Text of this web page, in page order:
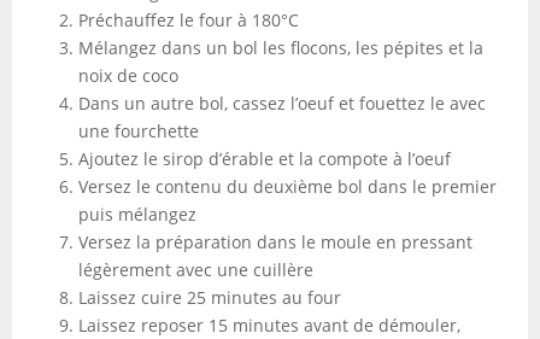
Préchauffez le four à 180°C
Mélangez dans un bol les flocons, les pépites et la
noix de coco
Dans un autre bol, cassez l’oeuf et fouettez le avec
une fourchette
Ajoutez le sirop d’érable et la compote à l’oeuf
Versez le contenu du deuxième bol dans le premier
puis mélangez
Versez la préparation dans le moule en pressant
légèrement avec une cuillère
Laissez cuire 25 minutes au four
Laissez reposer 15 minutes avant de démouler,